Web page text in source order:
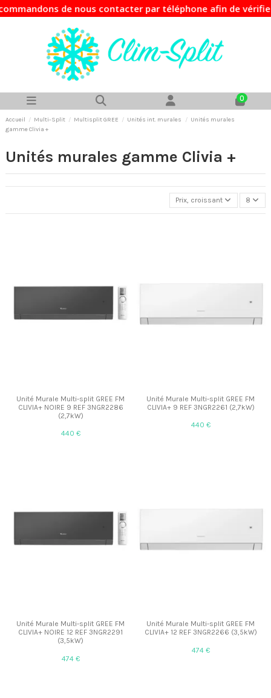
de nous contacter par téléphone afin de
0
Accueil Multi-Split Multisplit GREE Unités int. murales
Unités murales
gamme Clivia +
Unités murales gamme Clivia +
Prix, croissant 8
Unité Murale Multi-split GREE FM
CLIVIA+ NOIRE 9 REF 3NGR2286
(2,7kW)
440 €
Unité Murale Multi-split GREE FM
CLIVIA+ 9 REF 3NGR2261 (2,7kW)
440 €
Unité Murale Multi-split GREE FM
CLIVIA+ NOIRE 12 REF 3NGR2291
(3,5kW)
474 €
Unité Murale Multi-split GREE FM
CLIVIA+ 12 REF 3NGR2266 (3,5kW)
474 €